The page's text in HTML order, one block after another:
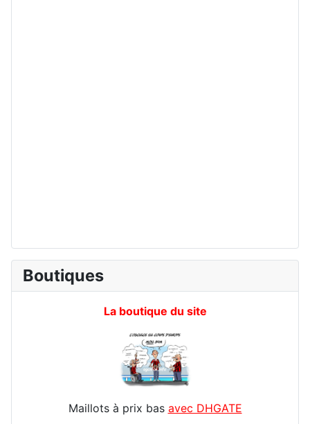
Boutiques
La boutique du site
Maillots à prix bas avec DHGATE